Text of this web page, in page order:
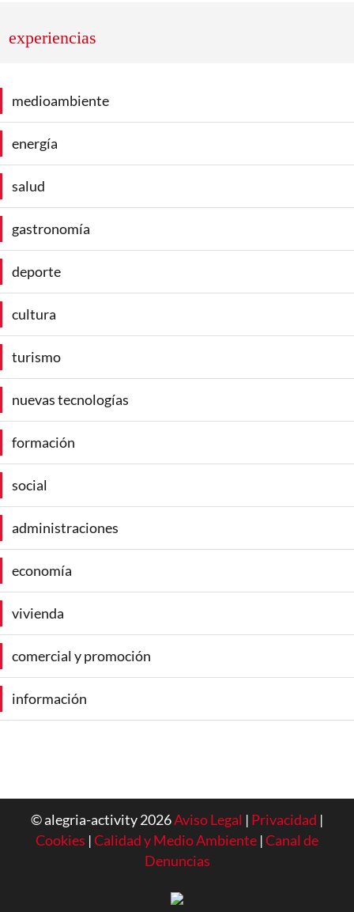
experiencias
medioambiente
energía
salud
gastronomía
deporte
cultura
turismo
nuevas tecnologías
formación
social
administraciones
economía
vivienda
comercial y promoción
información
© alegria-activity 2026Aviso Legal | Privacidad |
Cookies |Calidad y Medio Ambiente |Canal de
Denuncias